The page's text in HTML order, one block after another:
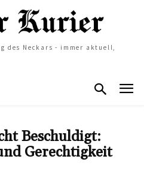
des Neckars - immer aktuell,
Beschuldigt:
Gerechtigkeit